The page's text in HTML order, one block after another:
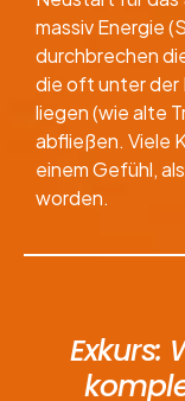
massiv Energie
durchbrechen
die oft unter der
liegen (wie alte
abfließen. Viele
einem Gefühl,
worden.
Exkurs: